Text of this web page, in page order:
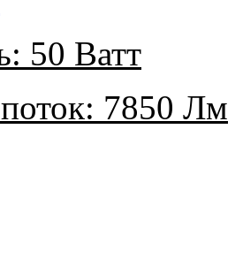
50 Ватт
7850 Лм